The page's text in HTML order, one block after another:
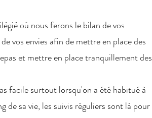
où nous ferons le bilan de vos
vos envies afin de mettre en place des
et mettre en place tranquillement des
facile surtout lorsqu'on a été habitué à
sa vie, les suivis réguliers sont là pour